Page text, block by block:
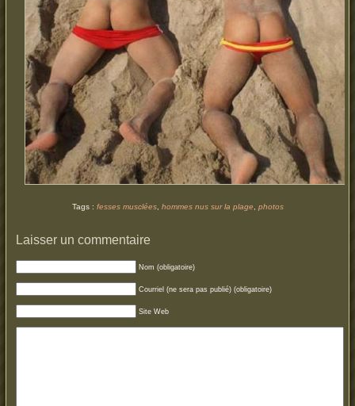
Tags : fesses musclées, hommes nus sur la plage photos
Laisser un commentaire
Nom (obligatoire)
Courriel (ne sera pas publié) (obligatoire)
Site Web